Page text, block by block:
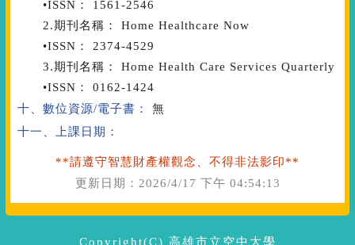
•ISSN： 1561-2546
2.期刊名稱： Home Healthcare Now
•ISSN： 2374-4529
3.期刊名稱： Home Health Care Services Quarterly
•ISSN： 0162-1424
十、數位資源/電子書：
無
十一、上課日期：
**請遵守智慧財產權觀念、不得非法影印**
更新日期： 2026/4/17 下午 04:54:13
Copyright(C) 高雄市立空中大學